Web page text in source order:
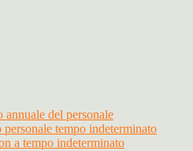
annuale del personale
personale tempo indeterminato
a tempo indeterminato